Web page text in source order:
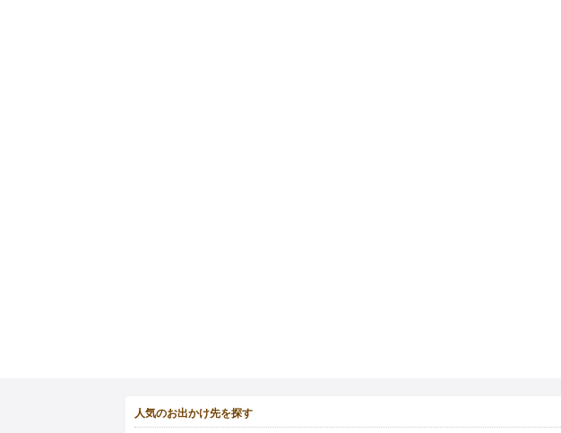
人気のお出かけ先を探す